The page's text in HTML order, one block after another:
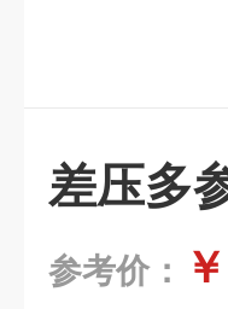
差压多
参考价：